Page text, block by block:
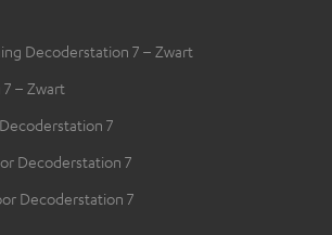
Decoderstation 7 – Zwart
– Zwart
7
Decoderstation 7
Decoderstation 7